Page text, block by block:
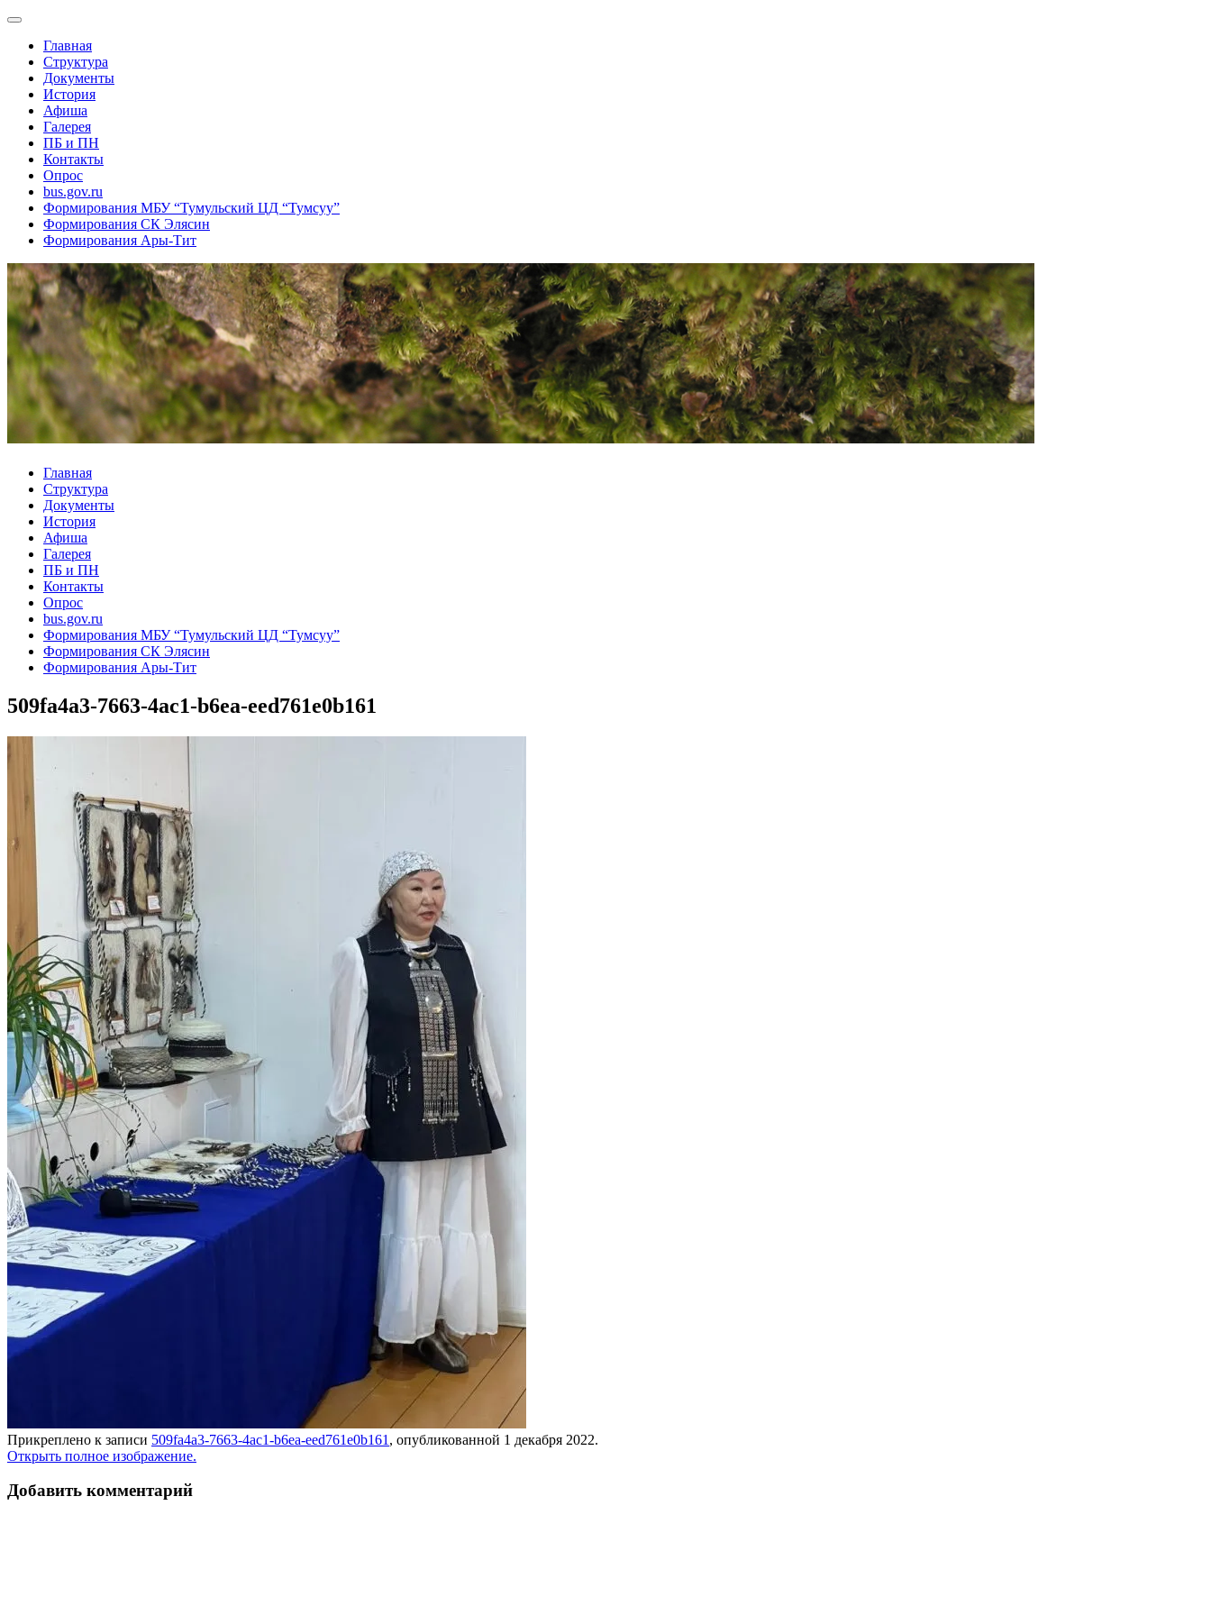
Главная
Структура
Документы
История
Афиша
Галерея
ПБ и ПН
Контакты
Опрос
bus.gov.ru
Формирования МБУ “Тумульский ЦД “Тумсуу”
Формирования СК Элясин
Формирования Ары-Тит
Главная
Структура
Документы
История
Афиша
Галерея
ПБ и ПН
Контакты
Опрос
bus.gov.ru
Формирования МБУ “Тумульский ЦД “Тумсуу”
Формирования СК Элясин
Формирования Ары-Тит
509fa4a3-7663-4ac1-b6ea-eed761e0b161
Прикреплено к записи 509fa4a3-7663-4ac1-b6ea-eed761e0b161 , опубликованной 1 декабря 2022.
Открыть полное изображение.
Добавить комментарий